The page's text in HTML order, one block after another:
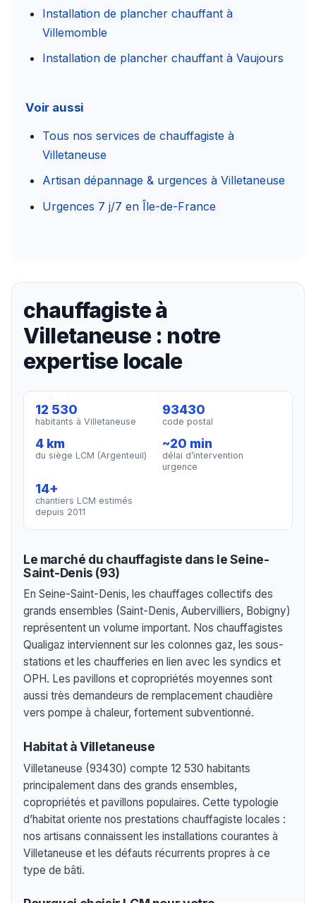
Installation de plancher chauffant à
Villemomble
Installation de plancher chauffant à Vaujours
Voir aussi
Tous nos services de chauffagiste à
Villetaneuse
Artisan dépannage & urgences à Villetaneuse
Urgences 7 j/7 en Île-de-France
chauffagiste à
Villetaneuse : notre
expertise locale
12 530
habitants à Villetaneuse
93430
code postal
4 km
du siège LCM (Argenteuil)
~20 min
délai d’intervention
urgence
14+
chantiers LCM estimés
depuis 2011
Le marché du chauffagiste dans le Seine-
Saint-Denis (93)
En Seine-Saint-Denis, les chauffages collectifs des
grands ensembles (Saint-Denis, Aubervilliers, Bobigny)
représentent un volume important. Nos chauffagistes
Qualigaz interviennent sur les colonnes gaz, les sous-
stations et les chaufferies en lien avec les syndics et
OPH. Les pavillons et copropriétés moyennes sont
aussi très demandeurs de remplacement chaudière
vers pompe à chaleur, fortement subventionné.
Habitat à Villetaneuse
Villetaneuse (93430) compte 12 530 habitants
principalement dans des grands ensembles,
copropriétés et pavillons populaires. Cette typologie
d’habitat oriente nos prestations chauffagiste locales :
nos artisans connaissent les installations courantes à
Villetaneuse et les défauts récurrents propres à ce
type de bâti.